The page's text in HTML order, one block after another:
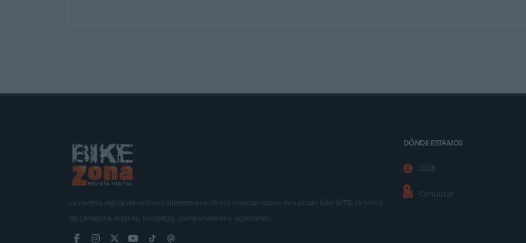
La revista digital de ciclismo Bikezona te ofrece noticias sobre mountain bike MTB, ciclismo
de carretera, e-bikes, bicicletas, componentes y accesorios.
DÓNDE ESTAMOS
2026
Contactar